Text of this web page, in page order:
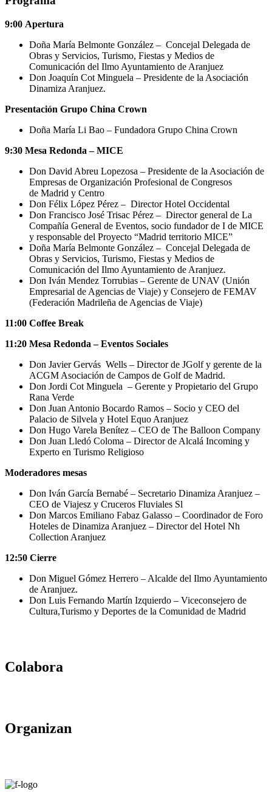
9:00 Apertura
Doña María Belmonte González – Concejal Delegada de
Obras y Servicios, Turismo, Fiestas y Medios de
Comunicación del Ilmo Ayuntamiento de Aranjuez
Don Joaquín Cot Minguela – Presidente de la Asociación
Dinamiza Aranjuez.
Presentación Grupo China Crown
Doña María Li Bao – Fundadora Grupo China Crown
9:30 Mesa Redonda – MICE
Don David Abreu Lopezosa – Presidente de la Asociación de
Empresas de Organización Profesional de Congresos
de Madrid y Centro
Don Félix López Pérez – Director Hotel Occidental
Don Francisco José Trisac Pérez – Director general de La
Compañía General de Eventos, socio fundador de I de MICE
y responsable del Proyecto “Madrid territorio MICE”
Doña María Belmonte González – Concejal Delegada de
Obras y Servicios, Turismo, Fiestas y Medios de
Comunicación del Ilmo Ayuntamiento de Aranjuez.
Don Iván Mendez Torrubias – Gerente de UNAV (Unión
Empresarial de Agencias de Viaje) y Consejero de FEMAV
(Federación Madrileña de Agencias de Viaje)
11:00 Coffee Break
11:20 Mesa Redonda – Eventos Sociales
Don Javier Gervás Wells – Director de JGolf y gerente de la
ACGM Asociación de Campos de Golf de Madrid.
Don Jordi Cot Minguela – Gerente y Propietario del Grupo
Rana Verde
Don Juan Antonio Bocardo Ramos – Socio y CEO del
Palacio de Silvela y Hotel Equo Aranjuez
Don Hugo Varela Benítez – CEO de The Balloon Company
Don Juan Lledó Coloma – Director de Alcalá Incoming y
Experto en Turismo Religioso
Moderadores mesas
Don Iván García Bernabé – Secretario Dinamiza Aranjuez –
CEO de Viajesz y Cruceros Fluviales Sl
Don Marcos Emiliano Fabaz Galasso – Coordinador de Foro
Hoteles de Dinamiza Aranjuez – Director del Hotel Nh
Collection Aranjuez
12:50 Cierre
Don Miguel Gómez Herrero – Alcalde del Ilmo Ayuntamiento
de Aranjuez.
Don Luis Fernando Martín Izquierdo – Viceconsejero de
Cultura,Turismo y Deportes de la Comunidad de Madrid
Colabora
Organizan